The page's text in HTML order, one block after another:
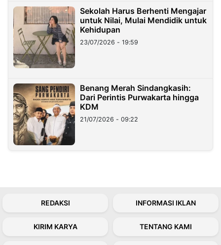
Sekolah Harus Berhenti Mengajar
untuk Nilai, Mulai Mendidik untuk
Kehidupan
23/07/2026 - 19:59
Benang Merah Sindangkasih:
Dari Perintis Purwakarta hingga
KDM
21/07/2026 - 09:22
REDAKSI INFORMASI IKLAN
KIRIM KARYA TENTANG KAMI